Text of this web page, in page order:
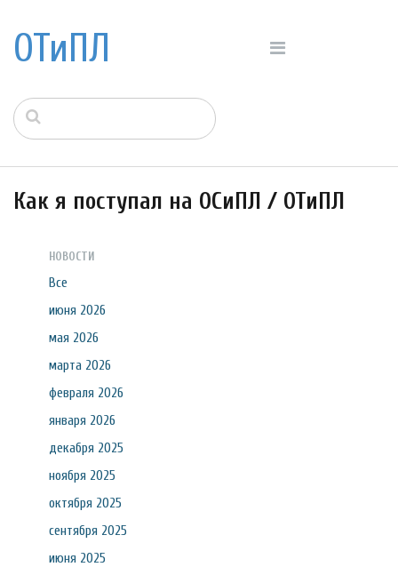
ОТиПЛ
Как я поступал на ОСиПЛ / ОТиПЛ
НОВОСТИ
Все
июня 2026
мая 2026
марта 2026
февраля 2026
января 2026
декабря 2025
ноября 2025
октября 2025
сентября 2025
июня 2025